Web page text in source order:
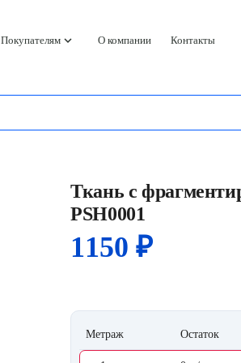
Покупателямkeyboard_arrow_down О компании Контакты
Ткань с
PSH0001
1150 ₽
Метраж Остаток